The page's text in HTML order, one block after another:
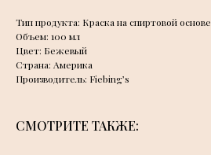
Тип продукта: Краска на спиртовой основе
Объем: 100 мл
Цвет: Бежевый
Страна: Америка
Производитель: Fiebing’s
СМОТРИТЕ ТАКЖЕ: